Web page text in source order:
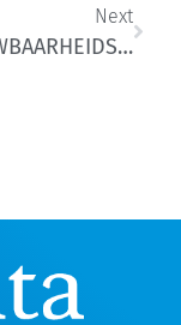
Next
BETROUWBAARHEIDSCIJFERS VAN GROTE WAARDE, TPI ONDERSCHEIDT ZICH